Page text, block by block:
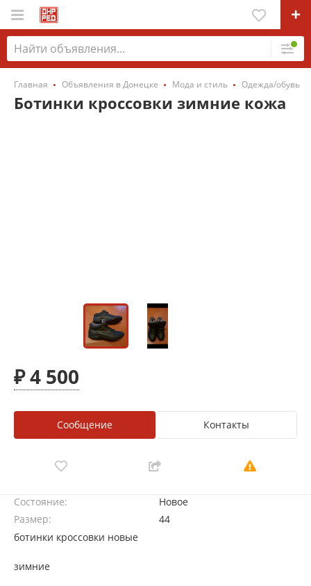
Главная Объявления в Донецке Мода и стиль Одежда/обувь
Ботинки кроссовки зимние кожа
₽ 4 500
Сообщение Контакты
Состояние:
Новое
Размер:
44
ботинки кроссовки новые
зимние